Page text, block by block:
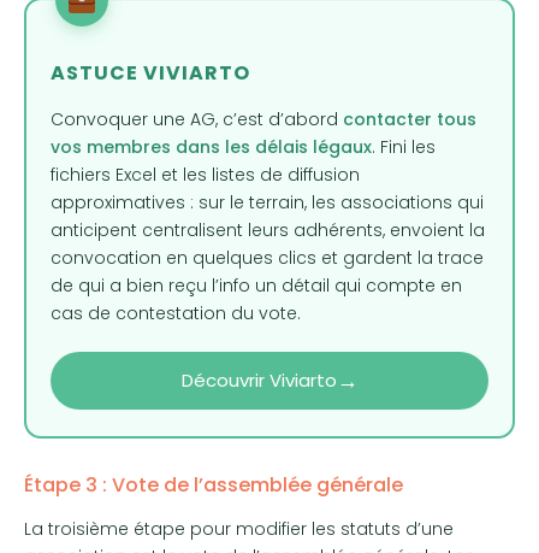
ASTUCE VIVIARTO
Convoquer une AG, c’est d’abord contacter tous
vos membres dans les délais légaux. Fini les
fichiers Excel et les listes de diffusion
approximatives : sur le terrain, les associations qui
anticipent centralisent leurs adhérents, envoient la
convocation en quelques clics et gardent la trace
de qui a bien reçu l’info un détail qui compte en
cas de contestation du vote.
Découvrir Viviarto→
Étape 3 : Vote de l’assemblée générale
La troisième étape pour modifier les statuts d’une